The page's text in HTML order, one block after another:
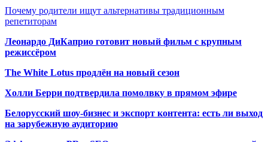
Почему родители ищут альтернативы традиционным
репетиторам
Леонардо ДиКаприо готовит новый фильм с крупным
режиссёром
The White Lotus продлён на новый сезон
Холли Берри подтвердила помолвку в прямом эфире
Белорусский шоу-бизнес и экспорт контента: есть ли выход
на зарубежную аудиторию